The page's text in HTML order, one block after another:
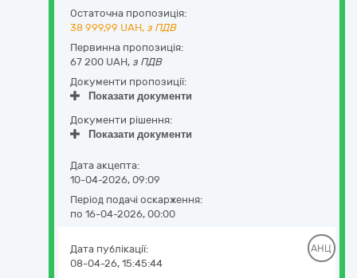
Остаточна пропозиція:
38 999,99 UAH, з ПДВ
Первинна пропозиція:
67 200 UAH, з ПДВ
Документи пропозиції:
Показати документи
Документи рішення:
Показати документи
Дата акцепта:
10-04-2026, 09:09
Період подачі оскарження:
по 16-04-2026, 00:00
Дата публікації:
08-04-26, 15:45:44
АНЦ